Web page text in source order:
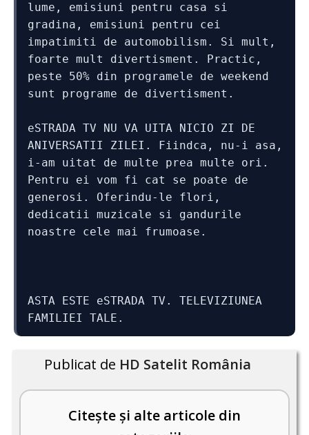
lume, emisiuni pentru casa si
gradina, emisiuni pentru cei
impatimiti de automobilism. Si mult,
foarte mult divertisment. Practic,
peste 50% din programele de weekend
sunt programe de divertisment.
eSTRADA TV NU VA UITA NICIO ZI DE
ANIVERSATII ZILEI. Fiindca, nu-i asa,
i-am uitat de multe prea multe ori.
Pentru ei vom fi cat se poate de
generosi. Oferindu-le flori,
dedicatii muzicale si gandurile
noastre cele mai frumoase.
ASTA ESTE eSTRADA TV. TELEVIZIUNEA
FAMILIEI TALE.
Publicat de HD Satelit România
Citește și alte articole din